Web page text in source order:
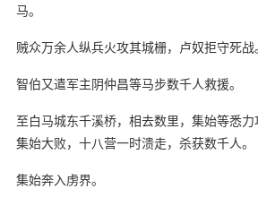
马。
贼众万余人纵兵火攻其城栅，卢奴拒守死战。
智伯又遣军主阴仲昌等马步数千人救援。
至白马城东千溪桥，相去数里，集始等悉力
集始大败，十八营一时溃走，杀获数千人。
集始奔入虏界。